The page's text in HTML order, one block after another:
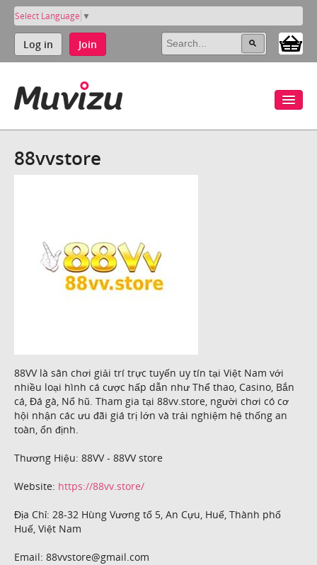
Select Language ▼
Log in Join
88vvstore
88VV là sân chơi giải trí trực tuyến uy tín tại Việt Nam với
nhiều loại hình cá cược hấp dẫn như Thể thao, Casino, Bắn
cá, Đá gà, Nổ hũ. Tham gia tại 88vv.store, người chơi có cơ
hội nhận các ưu đãi giá trị lớn và trải nghiệm hệ thống an
toàn, ổn định.
Thương Hiệu: 88VV - 88VV store
Website: https://88vv.store/
Địa Chỉ: 28-32 Hùng Vương tổ 5, An Cựu, Huế, Thành phố
Huế, Việt Nam
Email: 88vvstore@gmail.com